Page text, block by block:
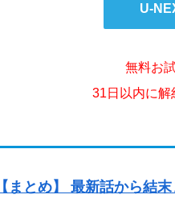
U-
無料お
31日以内に解
まとめ】 最新話から結末